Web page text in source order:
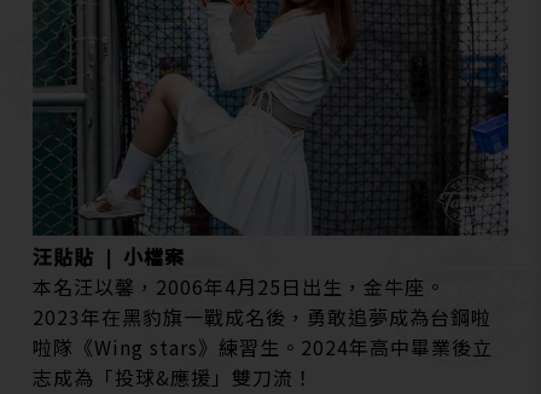
汪貼貼 ❘ 小檔案
本名汪以馨，2006年4月25日出生，金牛座。
2023年在黑豹旗一戰成名後，勇敢追夢成為台鋼啦
啦隊《Wing stars》練習生。2024年高中畢業後立
志成為「投球&應援」雙刀流！